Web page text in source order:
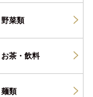
野菜類
お茶・ 飲料
麺類